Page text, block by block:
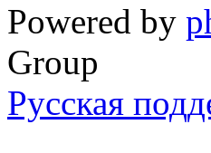
Powered by
Group
Русская